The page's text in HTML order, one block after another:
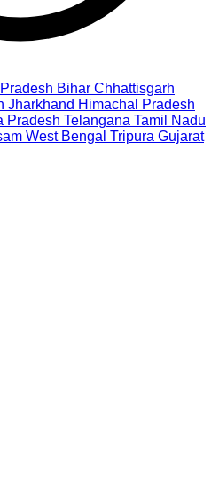
Bihar Chhattisgarh
Jharkhand Himachal Pradesh
Pradesh Telangana Tamil Nadu
West Bengal Tripura Gujarat